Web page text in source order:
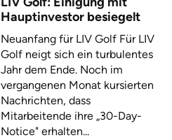
Hauptinvestor besiegelt
Neuanfang für LIV Golf Für LIV
Golf neigt sich ein turbulentes
Jahr dem Ende. Noch im
vergangenen Monat kursierten
Nachrichten, dass
Mitarbeitende ihre „30-Day-
Notice" erhalten...